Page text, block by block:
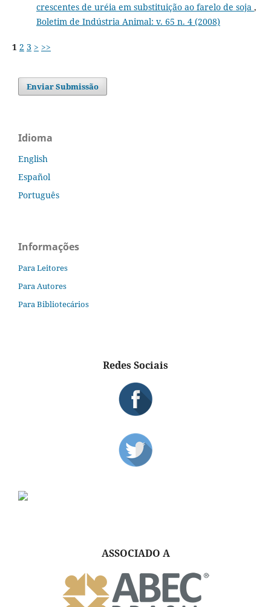
crescentes de uréia em substituição ao farelo de soja ,
Boletim de Indústria Animal: v. 65 n. 4 (2008)
1 2 3 > >>
Enviar Submissão
Idioma
English
Español
Português
Informações
Para Leitores
Para Autores
Para Bibliotecários
Redes Sociais
ASSOCIADO A